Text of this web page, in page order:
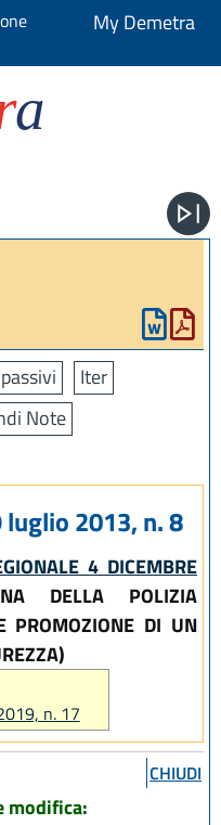
My Demetra
a
Iter
Note
luglio 2013, n. 8
4 DICEMBRE
DELLA POLIZIA
PROMOZIONE DI UN
n. 17
CHIUDI
modifica: